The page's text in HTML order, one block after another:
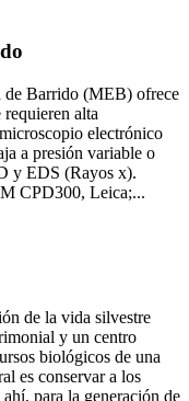
de Barrido (MEB) ofrece
alta
electrónico
a presión variable o
y EDS (Rayos x).
CPD300, Leica;...
de la vida silvestre
y un centro
biológicos de una
es conservar a los
para la generación de